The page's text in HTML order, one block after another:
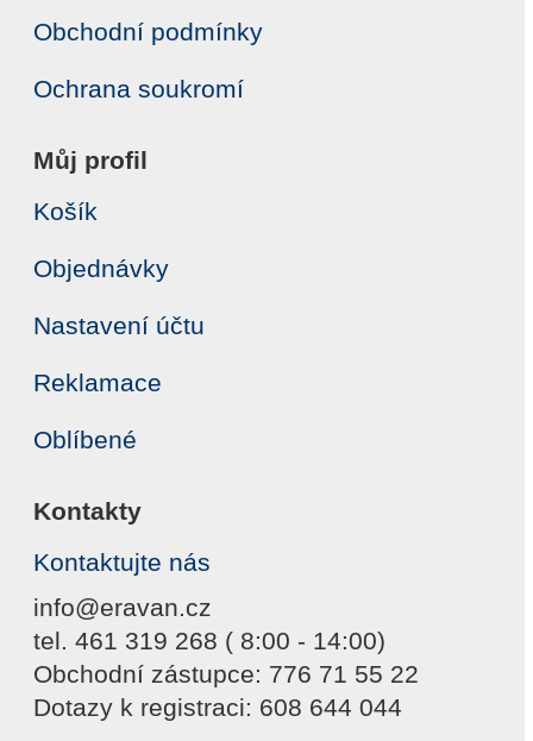
Obchodní podmínky
Ochrana soukromí
Můj profil
Košík
Objednávky
Nastavení účtu
Reklamace
Oblíbené
Kontakty
Kontaktujte nás
info@eravan.cz
tel. 461 319 268 ( 8:00 - 14:00)
Obchodní zástupce: 776 71 55 22
Dotazy k registraci: 608 644 044